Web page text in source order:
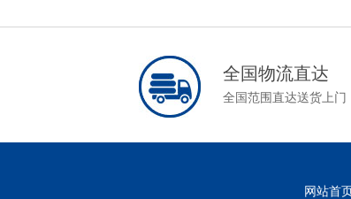
全国物流直达
全国范围直达送货上门
网站首